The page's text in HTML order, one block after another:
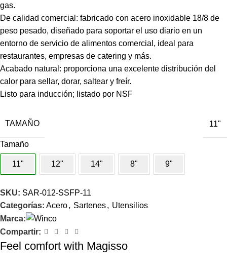
gas.
De calidad comercial: fabricado con acero inoxidable 18/8 de
peso pesado, diseñado para soportar el uso diario en un
entorno de servicio de alimentos comercial, ideal para
restaurantes, empresas de catering y más.
Acabado natural: proporciona una excelente distribución del
calor para sellar, dorar, saltear y freír.
Listo para inducción; listado por NSF
TAMAÑO 11"
Tamaño
11" 12" 14" 8" 9"
SKU: SAR-012-SSFP-11
Categorías: Acero, Sartenes, Utensilios
Marca:
Compartir:
Feel comfort with Magisso